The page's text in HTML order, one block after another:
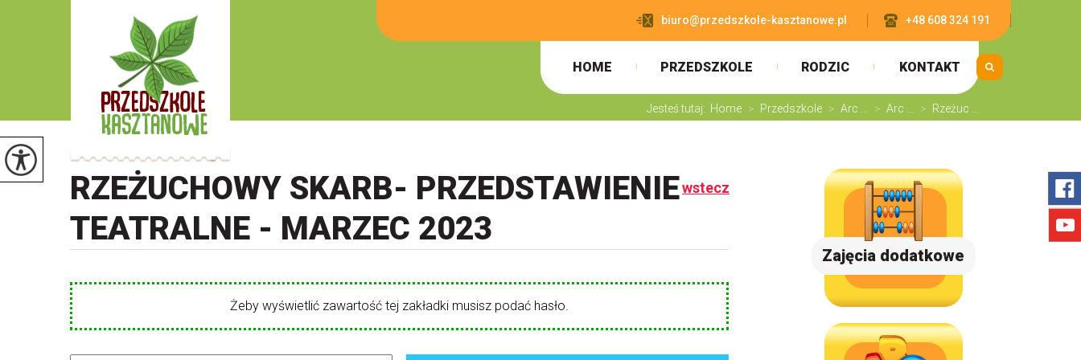
biuro@przedszkole-kasztanowe.pl +48 608 324 191
HOME PRZEDSZKOLE RODZIC KONTAKT
Jesteś tutaj: Home > Przedszkole > Arc ... > Arc ... > Rzeżuc ...
RZEŻUCHOWY SKARB- PRZEDSTAWIENIE
TEATRALNE - MARZEC 2023
wstecz
Żeby wyświetlić zawartość tej zakładki musisz podać hasło.
Zajęcia dodatkowe